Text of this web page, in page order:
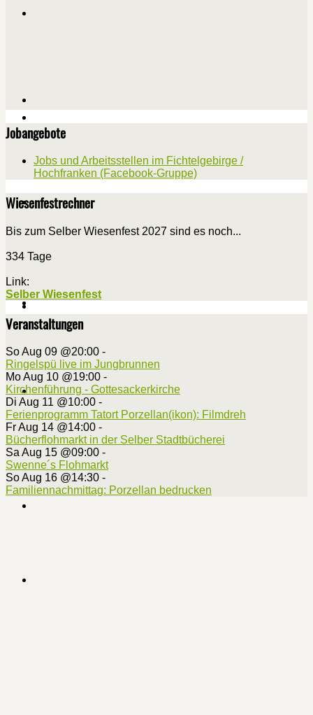
Jobangebote
Jobs und Arbeitsstellen im Fichtelgebirge /
Hochfranken (Facebook-Gruppe)
Wiesenfestrechner
Bis zum Selber Wiesenfest 2027 sind es noch...
334 Tage
Link:
Selber Wiesenfest
Veranstaltungen
So Aug 09 @20:00 -
Ringelspü live im Jungbrunnen
Mo Aug 10 @19:00 -
Kirchenführung - Gottesackerkirche
Di Aug 11 @10:00 -
Ferienprogramm Tatort Porzellan(ikon): Filmdreh
Fr Aug 14 @14:00 -
Bücherflohmarkt in der Selber Stadtbücherei
Sa Aug 15 @09:00 -
Swenne´s Flohmarkt
So Aug 16 @14:30 -
Familiennachmittag: Porzellan bedrucken